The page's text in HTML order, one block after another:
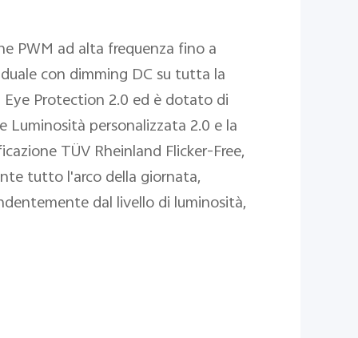
PWM ad alta frequenza fino a
con dimming DC su tutta la
Protection 2.0 ed è dotato di
personalizzata 2.0 e la
TÜV Rheinland Flicker-Free,
tutto l'arco della giornata,
dal livello di luminosità,